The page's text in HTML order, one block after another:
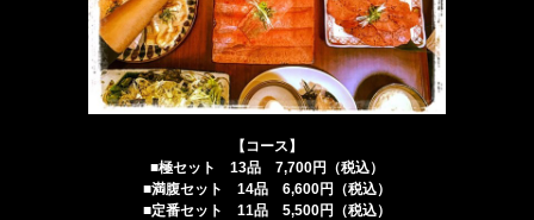
【コース】
■極セット 13品 7,700円（税込）
■満腹セット 14品 6,600円（税込）
■定番セット 11品 5,500円（税込）